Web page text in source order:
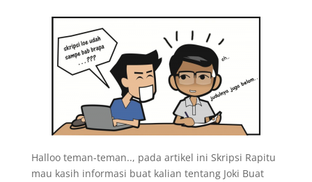
Halloo teman-teman.., pada artikel ini Skripsi Rapitu
mau kasih informasi buat kalian tentang Joki Buat